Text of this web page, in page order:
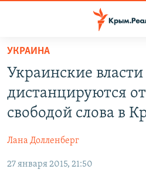
Вернуться
основному
содержанию
Вернутся
главной
Вернутся
СПЕЦПРОЕКТЫ
ГРУЗ 200
11 ЛЕТ ОККУПАЦИИ КРЫМА. 11
ВОДА
ЕЩЕ
ИНТЕРАКТИВ
РАДІО СВОБОДА
УКРАИНА
Украинские власти
дистанцируются
свободой слова в
Лана Долленберг
27 января 2015, 21:50